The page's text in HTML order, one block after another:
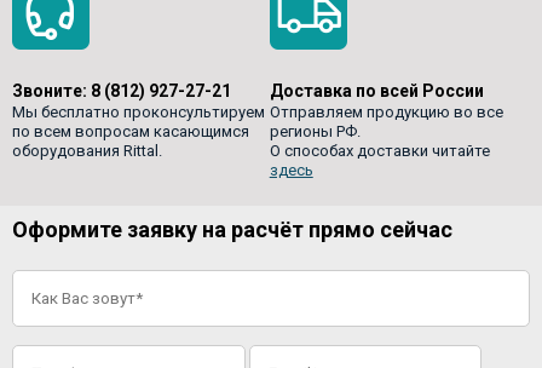
Звоните: 8 (812) 927-27-21
Мы бесплатно проконсультируем
по всем вопросам касающимся
оборудования Rittal.
Доставка по всей России
Отправляем продукцию во все
регионы РФ.
О способах доставки читайте
здесь
Оформите заявку на расчёт прямо сейчас